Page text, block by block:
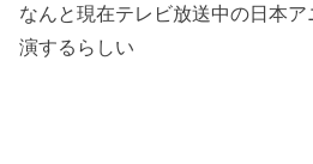
なんと現在テレビ放送中の日本
演するらしい